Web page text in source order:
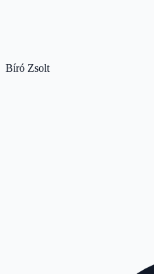
Bíró Zsolt